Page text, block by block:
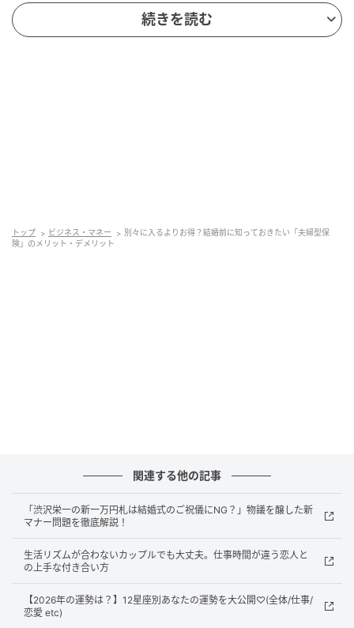
shutterstock
加入するための条件は？
一般的に、法律上の婚姻関係または事実婚（内縁）関
係にあることが加入条件となります。ただし、事実婚
のカップルが加入する場合は、生計をともにしている
ことや、事実婚を証明できる書類（住民票の未届記載
など）の提出を求められるケースがほとんどです。保
続きを読む
トップ ビジネス・マネー
別々に入るよりお得？結婚前に知っておきたい「夫婦型保
険」のメリット・デメリット
関連する他の記事
「渋沢栄一の新一万円札は結婚式のご祝儀にNG？」物議を醸した新
マナー問題を徹底解説！
生活リズムが合わないカップルでも大丈夫。仕事時間が違う恋人と
の上手な付き合い方
【2026年の運勢は？】12星座別あなたの運勢を大公開♡(全体/仕事/
恋愛 etc)